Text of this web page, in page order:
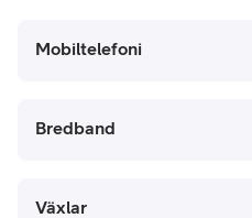
Mobiltelefoni
Bredband
Växlar